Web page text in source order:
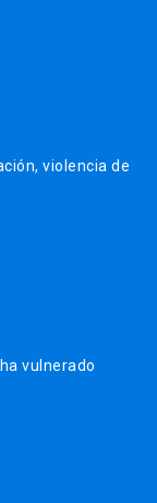
violencia de
vulnerado